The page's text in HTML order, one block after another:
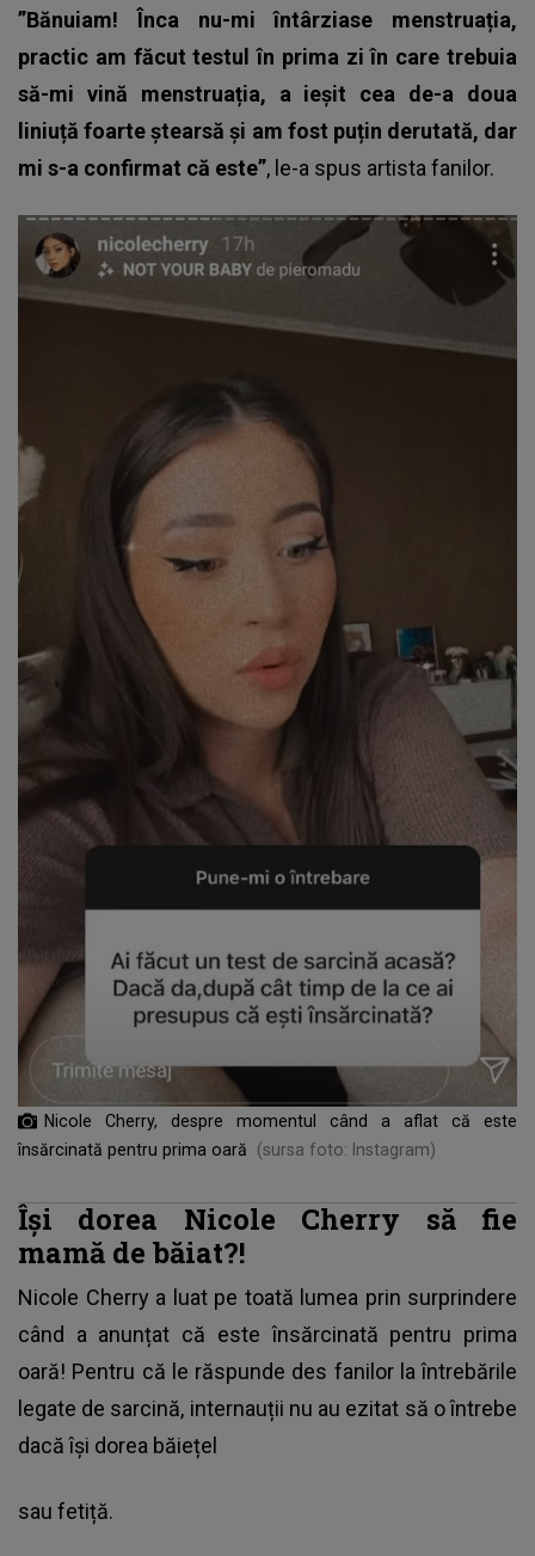
”Bănuiam! Înca nu-mi întârziase menstruația,
practic am făcut testul în prima zi în care trebuia
să-mi vină menstruația, a ieșit cea de-a doua
liniuță foarte ștearsă și am fost puțin derutată, dar
mi s-a confirmat că este”, le-a spus artista fanilor.
Nicole Cherry, despre momentul când a aflat că este
însărcinată pentru prima oară
(sursa foto: Instagram)
Își dorea Nicole Cherry să fie
mamă de băiat?!
Nicole Cherry a luat pe toată lumea prin surprindere
când a anunțat că este însărcinată pentru prima
oară! Pentru că le răspunde des fanilor la întrebările
legate de sarcină, internauții nu au ezitat să o întrebe
dacă își dorea băiețel
sau fetiță.